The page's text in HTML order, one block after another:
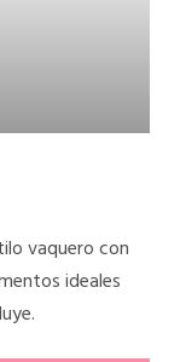
vaquero con
ideales